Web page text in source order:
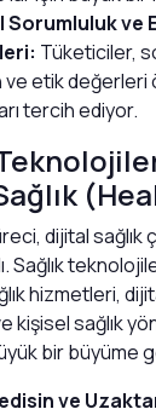
Sorumluluk ve
Tüketiciler,
ve etik değerleri
tercih ediyor.
dijital sağlık
Sağlık
hizmetleri,
kişisel sağlık
bir büyüme
ve